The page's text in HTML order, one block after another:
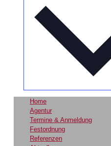
Home
Agentur
Termine & Anmeldung
Festordnung
Referenzen